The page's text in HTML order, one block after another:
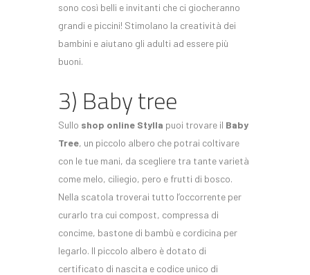
sono così belli e invitanti che ci giocheranno
grandi e piccini! Stimolano la creatività dei
bambini e aiutano gli adulti ad essere più
buoni.
3) Baby tree
Sullo shop online Stylla puoi trovare il Baby
Tree, un piccolo albero che potrai coltivare
con le tue mani, da scegliere tra tante varietà
come melo, ciliegio, pero e frutti di bosco.
Nella scatola troverai tutto l’occorrente per
curarlo tra cui compost, compressa di
concime, bastone di bambù e cordicina per
legarlo. Il piccolo albero è dotato di
certificato di nascita e codice unico di